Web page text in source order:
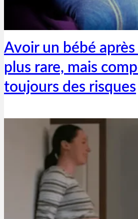
Thibaut Parent
29 mars 2019
Avoir un bébé après
plus rare, mais
toujours des risques